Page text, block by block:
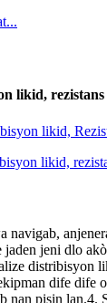
likid,
jeni dlo
distribisyon
dife
nan pisin